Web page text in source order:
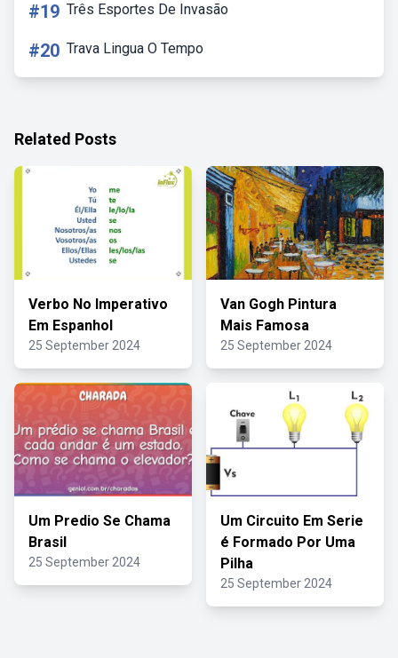
#19 Três Esportes De Invasão
#20 Trava Lingua O Tempo
Related Posts
Verbo No Imperativo
Em Espanhol
25 September 2024
Van Gogh Pintura
Mais Famosa
25 September 2024
Um Predio Se Chama
Brasil
25 September 2024
Um Circuito Em Serie
é Formado Por Uma
Pilha
25 September 2024